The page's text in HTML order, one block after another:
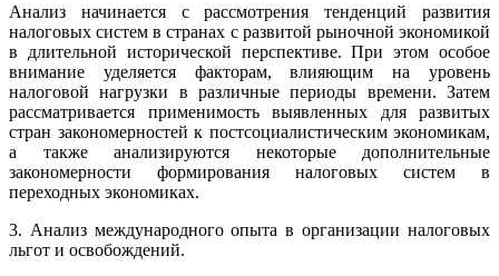
Анализ начинается с рассмотрения тенденций развития
налоговых систем в странах с развитой рыночной экономикой
в длительной исторической перспективе. При этом особое
внимание уделяется факторам, влияющим на уровень
налоговой нагрузки в различные периоды времени. Затем
рассматривается применимость выявленных для развитых
стран закономерностей к постсоциалистическим экономикам,
а также анализируются некоторые дополнительные
закономерности формирования налоговых систем в
переходных экономиках.
3. Анализ международного опыта в организации налоговых
льгот и освобождений.